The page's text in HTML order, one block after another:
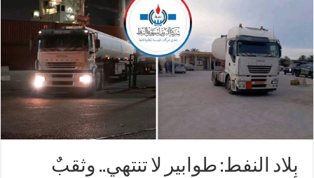
بلاد النفط: طوابير لا تنتهي.. وثقبٌ